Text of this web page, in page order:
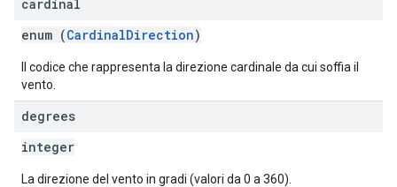
cardinal
enum (CardinalDirection)
Il codice che rappresenta la direzione cardinale da cui soffia il
vento.
degrees
integer
La direzione del vento in gradi (valori da 0 a 360).